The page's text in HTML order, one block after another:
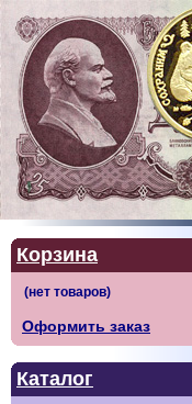
Корзина
Оформить заказ
Каталог